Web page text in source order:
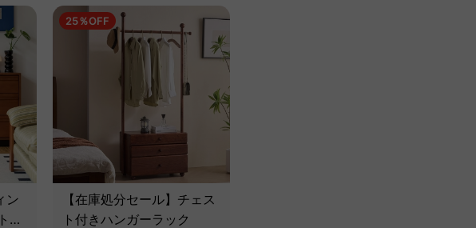
ン
25％OFF
【在庫処分セール】チェス
ト付きハンガーラック